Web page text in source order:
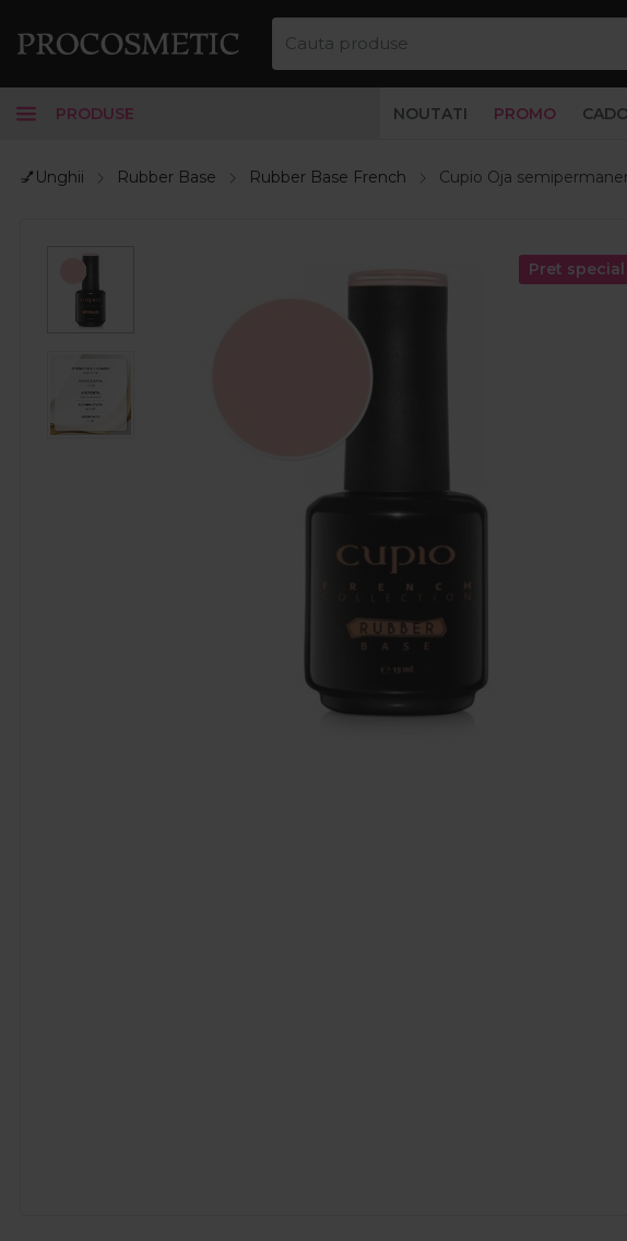
PRODUSE NOUTATI PROMO
💅Unghii Rubber Base Rubber Base French Cupio Oja
Pret special